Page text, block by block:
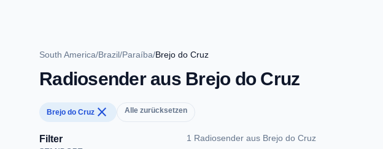
South America/Brazil/Paraíba/Brejo do Cruz
Radiosender aus Brejo do Cruz
Brejo do Cruz close Alle zurücksetzen
Filter 1 Radiosender aus Brejo do Cruz